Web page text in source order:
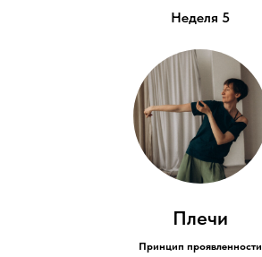
Неделя 5
Плечи
Принцип проявленности